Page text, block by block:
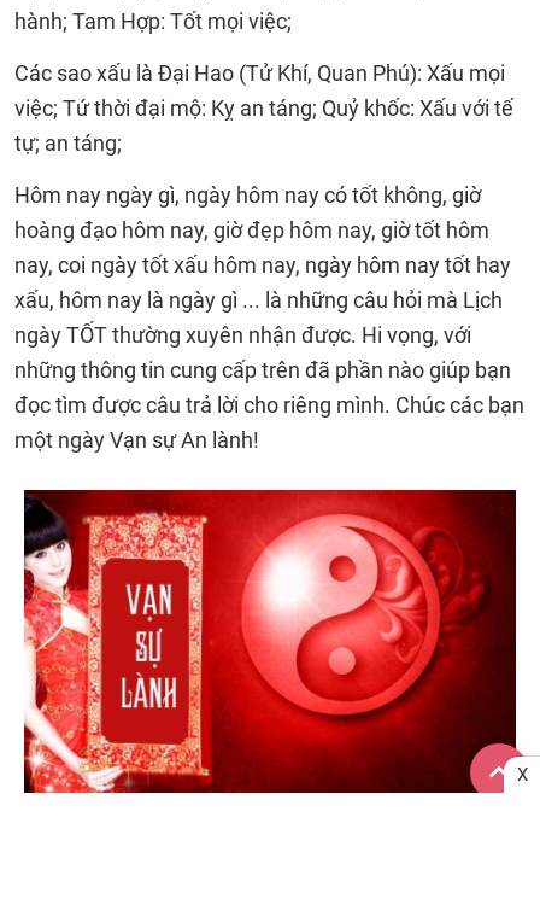
hành; Tam Hợp: Tốt mọi việc;
Các sao xấu là Đại Hao (Tử Khí, Quan Phú): Xấu mọi
việc; Tứ thời đại mộ: Kỵ an táng; Quỷ khốc: Xấu với tế
tự; an táng;
Hôm nay ngày gì, ngày hôm nay có tốt không, giờ
hoàng đạo hôm nay, giờ đẹp hôm nay, giờ tốt hôm
nay, coi ngày tốt xấu hôm nay, ngày hôm nay tốt hay
xấu, hôm nay là ngày gì ... là những câu hỏi mà Lịch
ngày TỐT thường xuyên nhận được. Hi vọng, với
những thông tin cung cấp trên đã phần nào giúp bạn
đọc tìm được câu trả lời cho riêng mình. Chúc các bạn
một ngày Vạn sự An lành!
X